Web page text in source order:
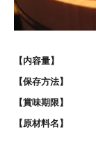
【内容量】
【保存方法】
【賞味期限】
【原材料名】